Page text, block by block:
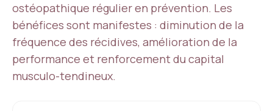
ostéopathique régulier en prévention. Les
bénéfices sont manifestes : diminution de la
fréquence des récidives, amélioration de la
performance et renforcement du capital
musculo-tendineux.